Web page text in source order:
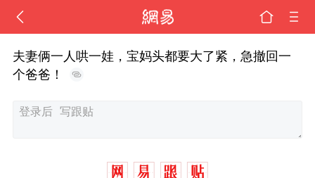
夫妻俩一人哄一娃，宝妈头都要大了紧，急撤回一
个爸爸！